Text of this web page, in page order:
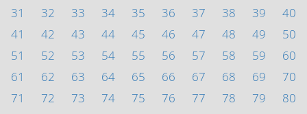
31
32 33 34 35 36 37 38 39
40
41
42 43 44 45 46 47 48 49
50
51
52 53 54 55 56 57 58 59
60
61
62 63 64 65 66 67 68 69
70
71
72 73 74 75 76 77 78 79
80